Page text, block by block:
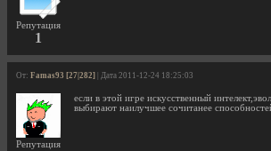
Репутация
1
От: Famas93 [27|282] | Дата 2011-12-24 18:25:03
Репутация
если в этой игре искусственный
выбирают наилучшее сочитанее